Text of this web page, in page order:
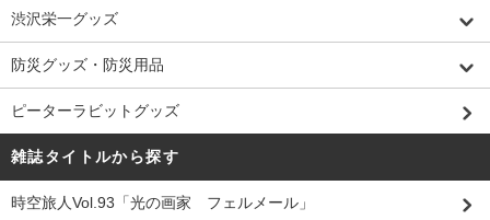
渋沢栄一グッズ
防災グッズ・防災用品
ピーターラビットグッズ
雑誌タイトルから探す
時空旅人Vol.93「光の画家 フェルメール」